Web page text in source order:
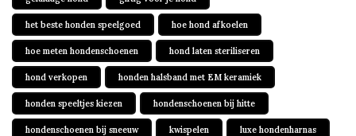
het beste honden speelgoed hoe hond afkoelen
hoe meten hondenschoenen hond laten steriliseren
hond verkopen honden halsband met EM keramiek
honden speeltjes kiezen hondenschoenen bij hitte
hondenschoenen bij sneeuw kwispelen luxe hondenharnas